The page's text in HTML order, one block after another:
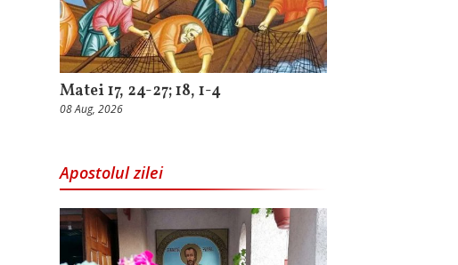
Matei 17, 24-27; 18, 1-4
08 Aug, 2026
Apostolul zilei